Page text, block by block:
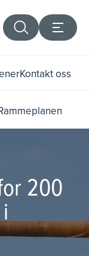
Kontakt oss
200